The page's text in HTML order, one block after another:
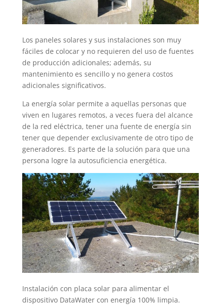
Los paneles solares y sus instalaciones son muy
fáciles de colocar y no requieren del uso de fuentes
de producción adicionales; además, su
mantenimiento es sencillo y no genera costos
adicionales significativos.
La energía solar permite a aquellas personas que
viven en lugares remotos, a veces fuera del alcance
de la red eléctrica, tener una fuente de energía sin
tener que depender exclusivamente de otro tipo de
generadores. Es parte de la solución para que una
persona logre la autosuficiencia energética.
Instalación con placa solar para alimentar el
dispositivo DataWater con energía 100% limpia.